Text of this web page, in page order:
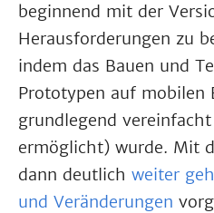
beginnend mit der
Herausforderungen zu
indem das Bauen und
Prototypen auf mobilen
grundlegend
ermöglicht) wurde. Mit
dann deutlich weiter
und Veränderungen